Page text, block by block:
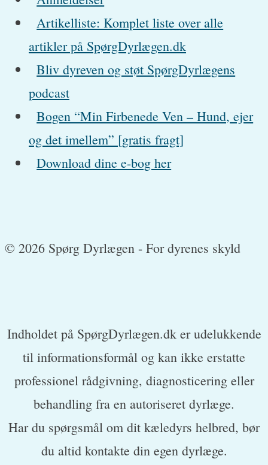
Artikelliste: Komplet liste over alle
artikler på SpørgDyrlægen.dk
Bliv dyreven og støt SpørgDyrlægens
podcast
Bogen “Min Firbenede Ven – Hund, ejer
og det imellem” [gratis fragt]
Download dine e-bog her
© 2026 Spørg Dyrlægen - For dyrenes skyld
Indholdet på SpørgDyrlægen.dk er udelukkende
til informationsformål og kan ikke erstatte
professionel rådgivning, diagnosticering eller
behandling fra en autoriseret dyrlæge.
Har du spørgsmål om dit kæledyrs helbred, bør
du altid kontakte din egen dyrlæge.